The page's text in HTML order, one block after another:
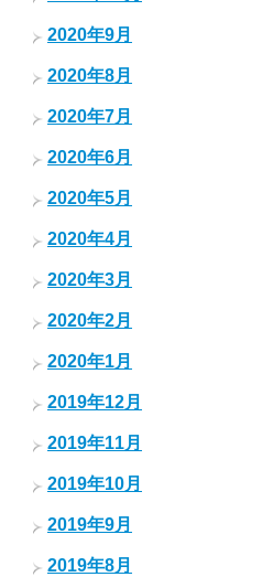
2020年9月
2020年8月
2020年7月
2020年6月
2020年5月
2020年4月
2020年3月
2020年2月
2020年1月
2019年12月
2019年11月
2019年10月
2019年9月
2019年8月